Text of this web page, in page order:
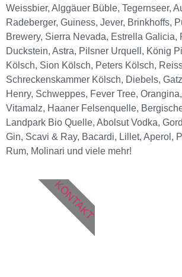
Weissbier, Alggäuer Büble, Tegernseer,
Radeberger, Guiness, Jever, Brinkhoffs,
Brewery, Sierra Nevada, Estrella Galicia,
Duckstein, Astra, Pilsner Urquell, König
Kölsch, Sion Kölsch, Peters Kölsch,
Schreckenskammer Kölsch, Diebels,
Henry, Schweppes, Fever Tree,
Vitamalz, Haaner Felsenquelle,
Landpark Bio Quelle, Abolsut Vodka,
Gin, Scavi & Ray, Bacardi, Lillet, Aperol,
Rum, Molinari und viele mehr!
KONTAKT